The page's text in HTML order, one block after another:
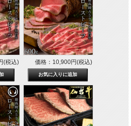
(税込) 価格：10,900円(税込)